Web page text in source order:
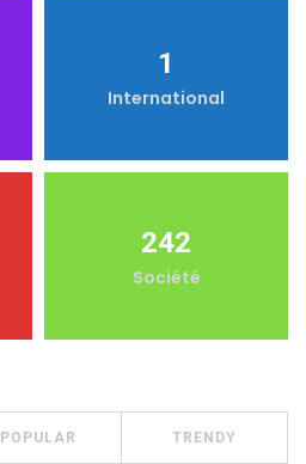
1
International
242
Société
POPULAR TRENDY